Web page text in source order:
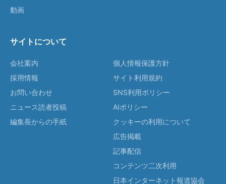
動画
サイトについて
会社案内
採用情報
お問い合わせ
ニュース読者投稿
編集長からの手紙
個人情報保護方針
サイト利用規約
SNS利用ポリシー
AIポリシー
クッキーの利用について
広告掲載
記事配信
コンテンツ二次利用
日本インターネット報道協会